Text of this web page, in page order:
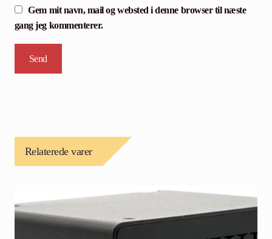
Gem mit navn, mail og websted i denne browser til næste
gang jeg kommenterer.
Relaterede varer